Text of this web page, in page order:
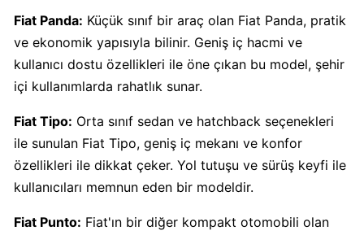
Sahibi
Kim?
Danone
Boykot
mu?
Danone
Sahibi
Kim?
Fiat Panda: Küçük sınıf bir araç olan Fiat Panda, pratik
ve ekonomik yapısıyla bilinir. Geniş iç hacmi ve
kullanıcı dostu özellikleri ile öne çıkan bu model, şehir
içi kullanımlarda rahatlık sunar.
Fiat Tipo: Orta sınıf sedan ve hatchback seçenekleri
ile sunulan Fiat Tipo, geniş iç mekanı ve konfor
özellikleri ile dikkat çeker. Yol tutuşu ve sürüş keyfi ile
kullanıcıları memnun eden bir modeldir.
Fiat Punto: Fiat'ın bir diğer kompakt otomobili olan